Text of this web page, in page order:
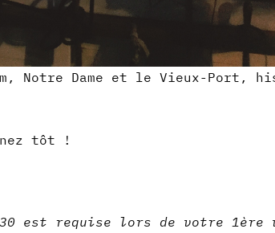
Notre Dame et le Vieux-Port,
tôt !
est requise lors de votre 1ère